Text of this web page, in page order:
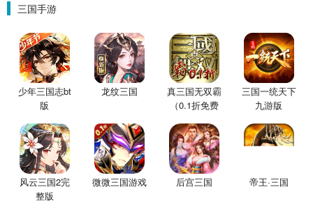
三国手游
少年三国志bt
版
龙纹三国
真三国无双霸
（0.1折免费
三国一统天下
九游版
风云三国2完
整版
微微三国游戏 后宫三国 帝王·三国